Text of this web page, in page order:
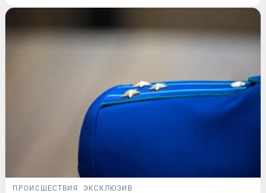
ПРОИСШЕСТВИЯ ЭКСКЛЮЗИВ